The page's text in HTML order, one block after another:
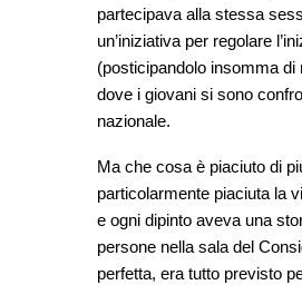
partecipava alla stessa
un’iniziativa per regolare
(posticipandolo insomma
dove i giovani si sono
nazionale.
Ma che cosa è piaciuto di
particolarmente piaciuta la
e ogni dipinto aveva una
persone nella sala del
perfetta, era tutto previsto